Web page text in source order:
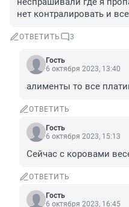
нет контралировать и
ОТВЕТИТЬ 3
Гость
6 октября 2023, 13:40
алименты то все
ОТВЕТИТЬ
Гость
6 октября 2023, 15:13
Сейчас с коровами
ОТВЕТИТЬ
Гость
6 октября 2023, 16:45